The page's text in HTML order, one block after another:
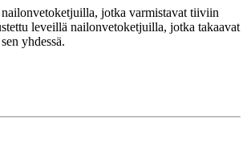
jotka varmistavat tiiviin
leveillä nailonvetoketjuilla, jotka takaavat
yhdessä.